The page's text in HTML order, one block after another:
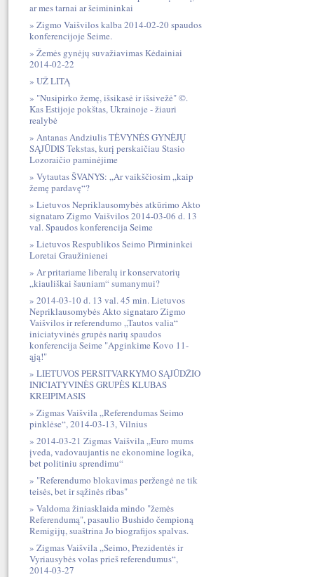
ar mes tarnai ar šeimininkai
Zigmo Vaišvilos kalba 2014-02-20 spaudos
konferencijoje Seime.
Žemės gynėjų suvažiavimas Kėdainiai
2014-02-22
UŽ LITĄ
"Nusipirko žemę, išsikasė ir išsivežė" ©.
Kas Estijoje pokštas, Ukrainoje - žiauri
realybė
Antanas Andziulis TĖVYNĖS GYNĖJŲ
SĄJŪDIS Tekstas, kurį perskaičiau Stasio
Lozoraičio paminėjime
Vytautas ŠVANYS: „Ar vaikščiosim „kaip
žemę pardavę“?
Lietuvos Nepriklausomybės atkūrimo Akto
signataro Zigmo Vaišvilos 2014-03-06 d. 13
val. Spaudos konferencija Seime
Lietuvos Respublikos Seimo Pirmininkei
Loretai Graužinienei
Ar pritariame liberalų ir konservatorių
„kiauliškai šauniam“ sumanymui?
2014-03-10 d. 13 val. 45 min. Lietuvos
Nepriklausomybės Akto signataro Zigmo
Vaišvilos ir referendumo „Tautos valia“
iniciatyvinės grupės narių spaudos
konferencija Seime "Apginkime Kovo 11-
ąją!"
LIETUVOS PERSITVARKYMO SĄJŪDŽIO
INICIATYVINĖS GRUPĖS KLUBAS
KREIPIMASIS
Zigmas Vaišvila „Referendumas Seimo
pinklėse“, 2014-03-13, Vilnius
2014-03-21 Zigmas Vaišvila „Euro mums
įveda, vadovaujantis ne ekonomine logika,
bet politiniu sprendimu“
"Referendumo blokavimas peržengė ne tik
teisės, bet ir sąžinės ribas"
Valdoma žiniasklaida mindo "žemės
Referendumą", pasaulio Bushido čempioną
Remigijų, suaštrina Jo biografijos spalvas.
Zigmas Vaišvila „Seimo, Prezidentės ir
Vyriausybės volas prieš referendumus“,
2014-03-27